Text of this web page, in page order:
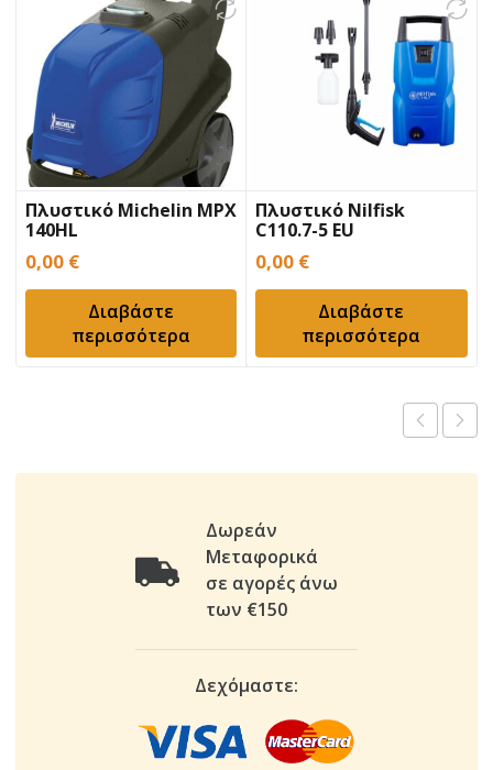
Πλυστικό Michelin MPX
140HL
0,00 €
Διαβάστε
περισσότερα
Πλυστικό Nilfisk
C110.7-5 EU
0,00 €
Διαβάστε
περισσότερα
Δωρεάν
Μεταφορικά
σε αγορές άνω
των €150
Δεχόμαστε: